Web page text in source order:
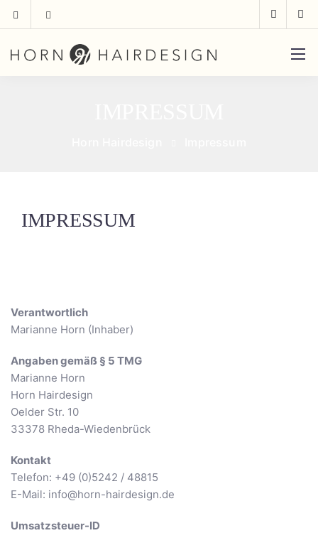
IMPRESSUM
Verantwortlich
Marianne Horn (Inhaber)
Angaben gemäß § 5 TMG
Marianne Horn
Horn Hairdesign
Oelder Str. 10
33378 Rheda-Wiedenbrück
Kontakt
Telefon: +49 (0)5242 / 48815
E-Mail: info@horn-hairdesign.de
Umsatzsteuer-ID